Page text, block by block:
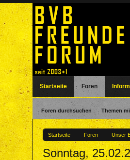
Startseite Foren Unser
Sonntag,
Startseite Foren
Foren durchsuchen Themen